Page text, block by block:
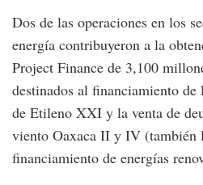
Dos de las operaciones en los
energía contribuyeron a la
Project Finance de 3,100
destinados al financiamiento
de Etileno XXI y la venta de
viento Oaxaca II y IV (también
financiamiento de energías